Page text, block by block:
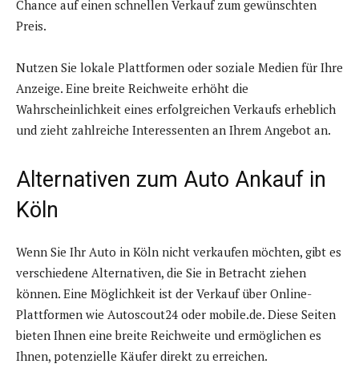
Chance auf einen schnellen Verkauf zum gewünschten
Preis.
Nutzen Sie lokale Plattformen oder soziale Medien für Ihre
Anzeige. Eine breite Reichweite erhöht die
Wahrscheinlichkeit eines erfolgreichen Verkaufs erheblich
und zieht zahlreiche Interessenten an Ihrem Angebot an.
Alternativen zum Auto Ankauf in
Köln
Wenn Sie Ihr Auto in Köln nicht verkaufen möchten, gibt es
verschiedene Alternativen, die Sie in Betracht ziehen
können. Eine Möglichkeit ist der Verkauf über Online-
Plattformen wie Autoscout24 oder mobile.de. Diese Seiten
bieten Ihnen eine breite Reichweite und ermöglichen es
Ihnen, potenzielle Käufer direkt zu erreichen.